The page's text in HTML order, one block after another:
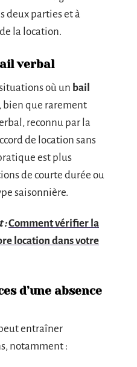
deux parties et à
la location.
verbal
où un bail
bien que rarement
reconnu par la
de location sans
est plus
de courte durée ou
saisonnière.
:Comment vérifier la
location dans votre
d’une absence
entraîner
notamment :